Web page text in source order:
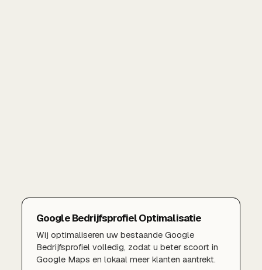
Google Bedrijfsprofiel Optimalisatie
Wij optimaliseren uw bestaande Google
Bedrijfsprofiel volledig, zodat u beter scoort in
Google Maps en lokaal meer klanten aantrekt.